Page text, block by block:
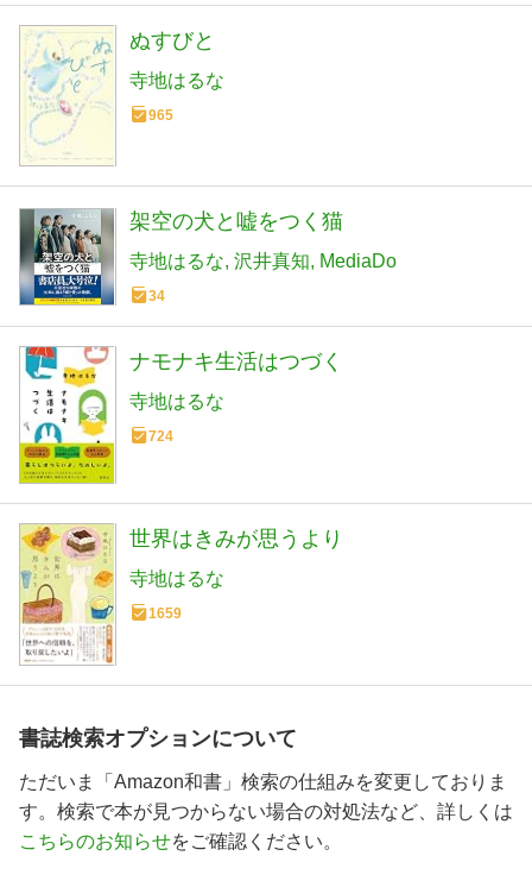
ぬすびと
寺地はるな
965
架空の犬と嘘をつく猫
寺地はるな 沢井真知 MediaDo
34
ナモナキ生活はつづく
寺地はるな
724
世界はきみが思うより
寺地はるな
1659
書誌検索オプションについて
ただいま「Amazon和書」検索の仕組みを変更しておりま
す。検索で本が見つからない場合の対処法など、詳しくは
こちらのお知らせをご確認ください。